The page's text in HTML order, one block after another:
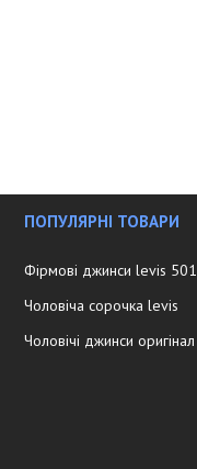
ПОПУЛЯРНІ ТОВАРИ
Фірмові джинси levis 501
Чоловіча сорочка levis
Чоловічі джинси оригінал